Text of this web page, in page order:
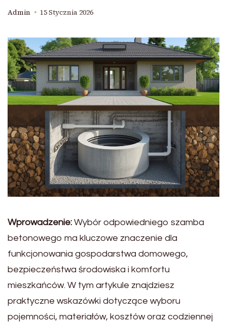
Admin 15 Stycznia 2026
Wprowadzenie: Wybór odpowiedniego szamba
betonowego ma kluczowe znaczenie dla
funkcjonowania gospodarstwa domowego,
bezpieczeństwa środowiska i komfortu
mieszkańców. W tym artykule znajdziesz
praktyczne wskazówki dotyczące wyboru
pojemności, materiałów, kosztów oraz codziennej